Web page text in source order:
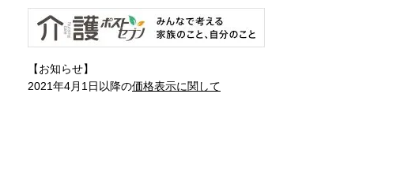
【お知らせ】
2021年4月1日以降の価格表示に関して